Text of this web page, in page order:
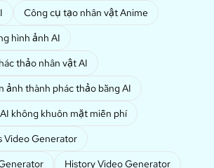
Công cụ tạo nhân vật Anime
hình ảnh AI
thảo nhân vật AI
ảnh thành phác thảo bằng AI
không khuôn mặt miễn phí
Video Generator
History Video Generator